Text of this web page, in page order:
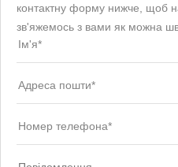
контактну форму нижче, щоб
зв'яжемось з вами як можна